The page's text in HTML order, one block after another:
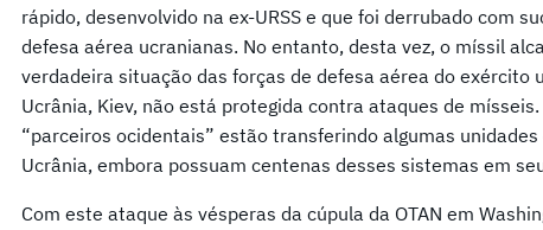
rápido, desenvolvido na ex-URSS e que foi derrubado com
defesa aérea ucranianas. No entanto, desta vez, o míssil
verdadeira situação das forças de defesa aérea do exército
Ucrânia, Kiev, não está protegida contra ataques de
“parceiros ocidentais” estão transferindo algumas
Ucrânia, embora possuam centenas desses sistemas em
Com este ataque às vésperas da cúpula da OTAN em